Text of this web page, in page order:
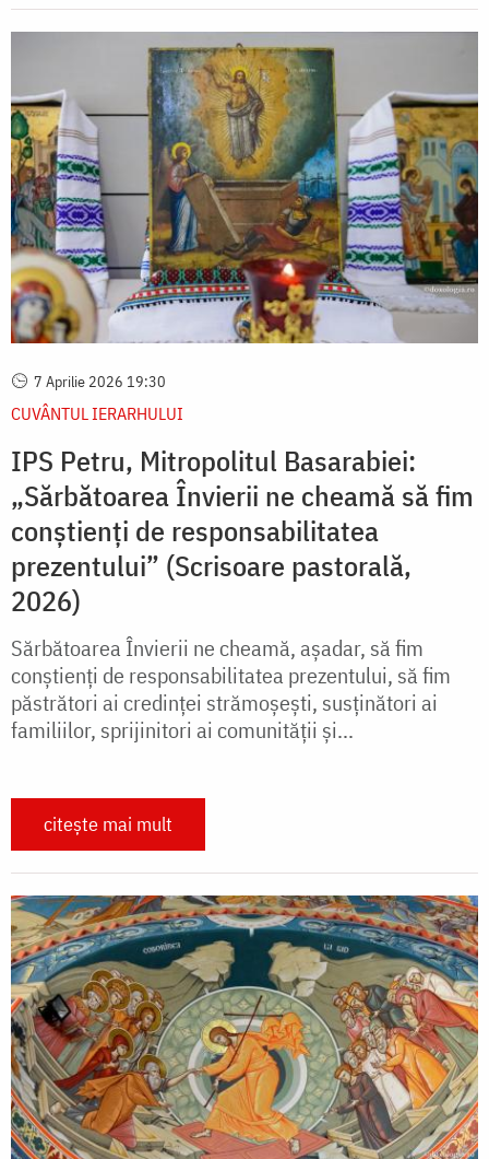
7 Aprilie 2026 19:30
CUVÂNTUL IERARHULUI
IPS Petru, Mitropolitul Basarabiei:
„Sărbătoarea Învierii ne cheamă să fim
conștienți de responsabilitatea
prezentului” (Scrisoare pastorală,
2026)
Sărbătoarea Învierii ne cheamă, așadar, să fim
conștienți de responsabilitatea prezentului, să fim
păstrători ai credinței strămoșești, susținători ai
familiilor, sprijinitori ai comunității și...
citește mai mult